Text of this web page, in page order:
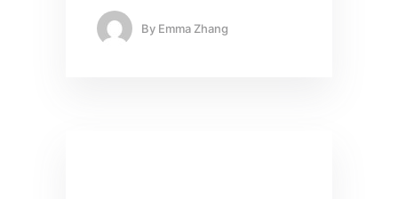
By Emma Zhang